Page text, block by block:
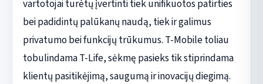
vartotojai turėtų įvertinti tiek unifikuotos patirties
bei padidintų palūkanų naudą, tiek ir galimus
privatumo bei funkcijų trūkumus. T-Mobile toliau
tobulindama T-Life, sėkmę pasieks tik stiprindama
klientų pasitikėjimą, saugumą ir inovacijų diegimą.